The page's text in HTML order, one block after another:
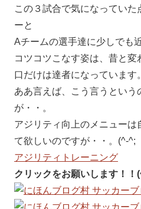
この３試合で気になっていた
ーと
Aチームの選手達に少しでも
コツコツこなす姿は、昔と変
口だけは達者になっています
ああ言えば、こう言うという
が・・。
アジリティ向上のメニューは
て欲しいのですが・・。(^-^;
アジリティトレーニング
クリックをお願いします！！